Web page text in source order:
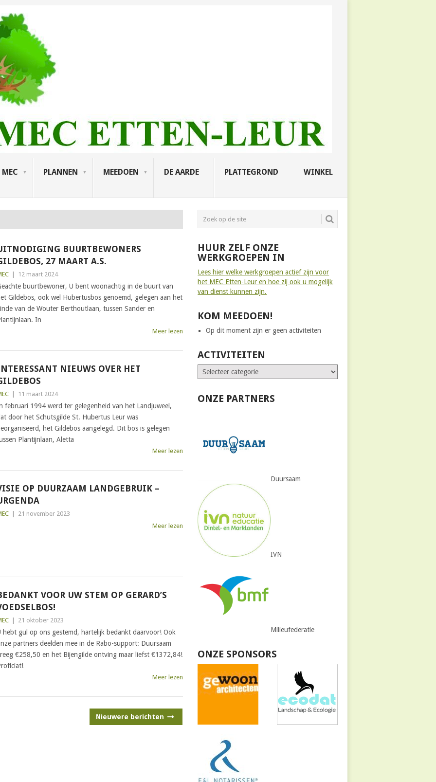
MEC PLANNEN MEEDOEN DE AARDE PLATTEGROND WINKEL
BUURTBEWONERS
27 MAART A.S.
12 maart 2024
buurtbewoner, U bent woonachtig in de buurt van
Gildebos, ook wel Hubertusbos genoemd, gelegen aan het
van de Wouter Berthoutlaan, tussen Sander en
In
Meer lezen
NIEUWS OVER HET
11 maart 2024
februari 1994 werd ter gelegenheid van het Landjuweel,
door het Schutsgilde St. Hubertus Leur was
het Gildebos aangelegd. Dit bos is gelegen
Plantijnlaan, Aletta
Meer lezen
OP DUURZAAM LANDGEBRUIK –
21 november 2023
Meer lezen
VOOR UW STEM OP GERARD’S
21 oktober 2023
hebt gul op ons gestemd, hartelijk bedankt daarvoor! Ook
partners deelden mee in de Rabo-support: Duursaam
€258,50 en het Bijengilde ontving maar liefst €1372,84!
Meer lezen
Nieuwere berichten
HUUR ZELF ONZE
WERKGROEPEN IN
Lees hier welke werkgroepen actief zijn voor
het MEC Etten-Leur en hoe zij ook u mogelijk
van dienst kunnen zijn.
KOM MEEDOEN!
Op dit moment zijn er geen activiteiten
ACTIVITEITEN
ONZE PARTNERS
Duursaam
IVN
Milieufederatie
ONZE SPONSORS